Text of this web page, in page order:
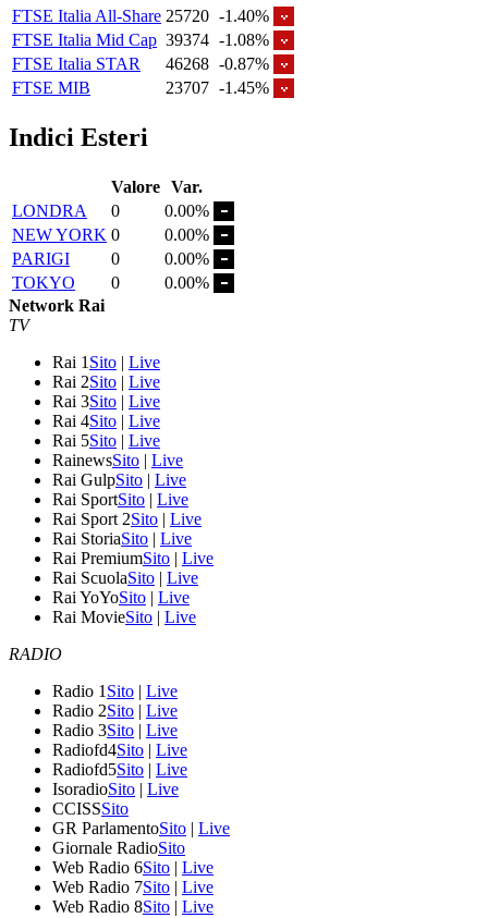
FTSE Italia All-Share 25720 -1.40%
FTSE Italia Mid Cap 39374 -1.08%
FTSE Italia STAR
46268 -0.87%
FTSE MIB
23707 -1.45%
Indici Esteri
Valore Var.
LONDRA
0
0.00%
NEW YORK 0
0.00%
PARIGI
0
0.00%
TOKYO
0
0.00%
Network Rai
TV
Rai 1 Sito | Live
Rai 2Sito | Live
Rai 3Sito | Live
Rai 4Sito | Live
Rai 5Sito | Live
RainewsSito | Live
Rai GulpSito | Live
Rai SportSito | Live
Rai Sport 2Sito | Live
Rai StoriaSito | Live
Rai PremiumSito | Live
Rai ScuolaSito | Live
Rai YoYoSito | Live
Rai MovieSito | Live
RADIO
Radio 1 Sito | Live
Radio 2Sito | Live
Radio 3Sito | Live
Radiofd4Sito | Live
Radiofd5Sito | Live
IsoradioSito | Live
CCISSSito
GR ParlamentoSito | Live
Giornale RadioSito
Web Radio 6Sito | Live
Web Radio 7Sito | Live
Web Radio 8Sito | Live